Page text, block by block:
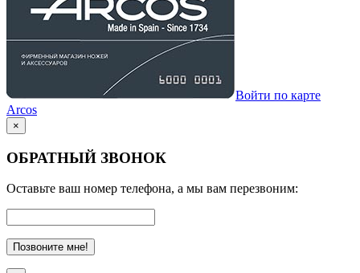
Войти по карте
Arcos
×
ОБРАТНЫЙ ЗВОНОК
Оставьте ваш номер телефона, а мы вам перезвоним:
Позвоните мне!